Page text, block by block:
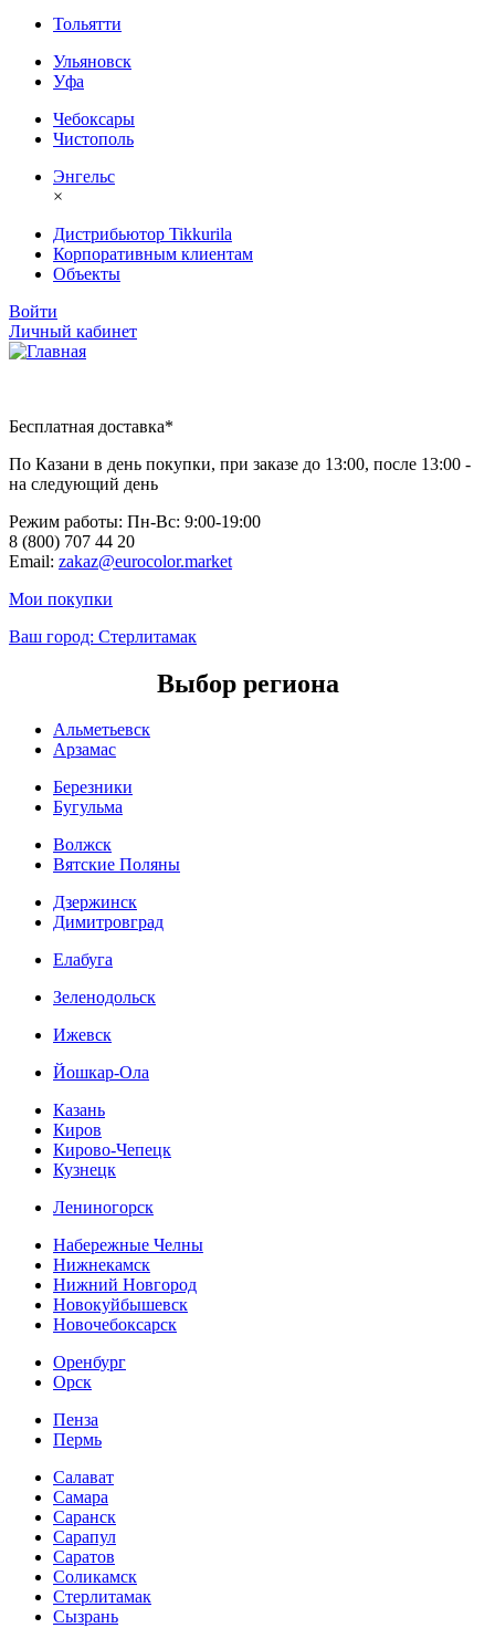
Тольятти
Ульяновск
Уфа
Чебоксары
Чистополь
Энгельс
×
Дистрибьютор Tikkurila
Корпоративным клиентам
Объекты
Войти
Личный кабинет
Бесплатная доставка*
По Казани в день покупки, при заказе до 13:00, после 13:00 -
на следующий день
Режим работы: Пн-Вc: 9:00-19:00
8 (800) 707 44 20
Email: zakaz@eurocolor.market
Мои покупки
Ваш город: Стерлитамак
Выбор региона
Альметьевск
Арзамас
Березники
Бугульма
Волжск
Вятские Поляны
Дзержинск
Димитровград
Елабуга
Зеленодольск
Ижевск
Йошкар-Ола
Казань
Киров
Кирово-Чепецк
Кузнецк
Лениногорск
Набережные Челны
Нижнекамск
Нижний Новгород
Новокуйбышевск
Новочебоксарск
Оренбург
Орск
Пенза
Пермь
Салават
Самара
Саранск
Сарапул
Саратов
Соликамск
Стерлитамак
Сызрань